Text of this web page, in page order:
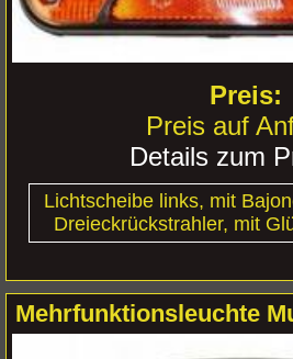
Preis auf
Lichtscheibe links, mit
Dreieckrückstrahler, mit
Details zum
Mehrfunktionsleuchte